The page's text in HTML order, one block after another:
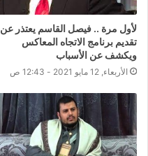
لأول مرة .. فيصل القاسم يعتذر عن
تقديم برنامج الاتجاه المعاكس
ويكشف عن الأسباب
الأربعاء, 12 مايو 2021 - 12:43 ص